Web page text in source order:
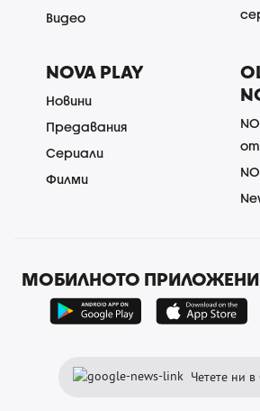
Видео
NOVA PLAY
Новини
Предавания
Сериали
Филми
МОБИЛНОТО ПРИЛОЖЕНИЕ
Четете ни